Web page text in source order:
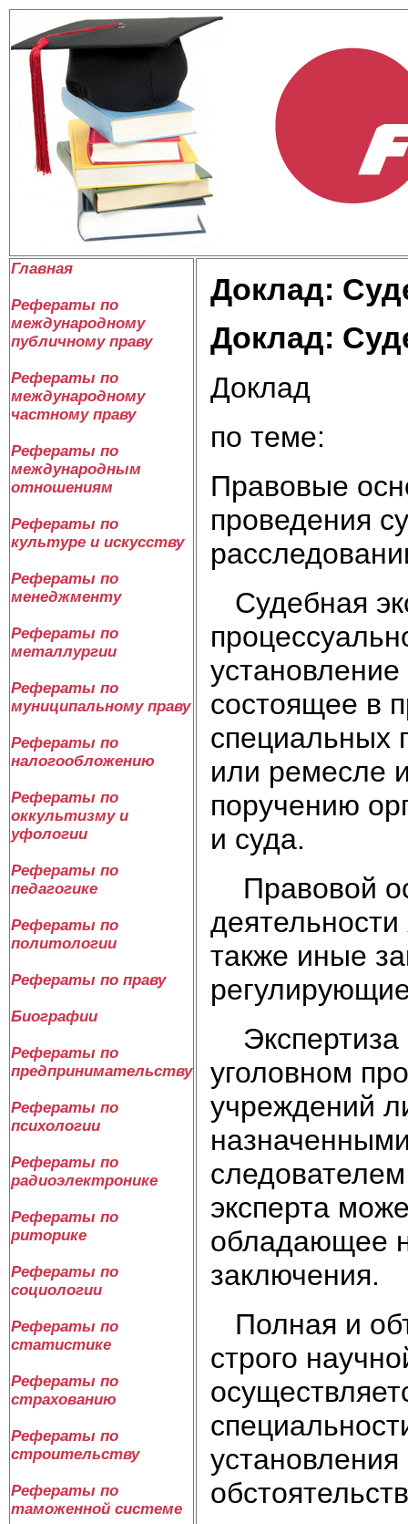
Главная
Рефераты по
международному
публичному праву
Рефераты по
международному
частному праву
Рефераты по
международным
отношениям
Рефераты по
культуре и искусству
Рефераты по
менеджменту
Рефераты по
металлургии
Рефераты по
муниципальному праву
Рефераты по
налогообложению
Рефераты по
оккультизму и
уфологии
Рефераты по
педагогике
Рефераты по
политологии
Рефераты по праву
Биографии
Рефераты по
предпринимательству
Рефераты по
психологии
Рефераты по
радиоэлектронике
Рефераты по
риторике
Рефераты по
социологии
Рефераты по
статистике
Рефераты по
страхованию
Рефераты по
строительству
Рефераты по
таможенной системе
Доклад:
Доклад:
Доклад
по теме:
Правовые
проведения
Судебная
установление
состоящее в
специальных
или ремесле
поручению
и суда.
Правовой
также иные
Экспертиза
уголовном
учреждений
эксперта
обладающее
заключения.
Полная и
строго